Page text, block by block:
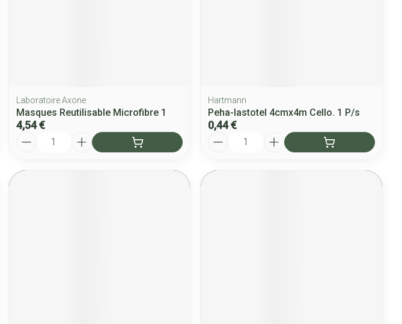
Laboratoire Axone
Masques Reutilisable Microfibre 1
4,54 €
Quantité
Hartmann
Peha-lastotel 4cmx4m Cello. 1 P/s
0,44 €
Quantité